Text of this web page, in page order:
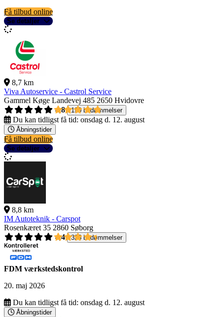
Få tilbud online
Se detaljer
8,7 km
Viva Autoservice - Castrol Service
Gammel Køge Landevej 485 2650 Hvidovre
4,8
190 bedømmelser
Du kan tidligst få tid: onsdag d. 12. august
Åbningstider
Få tilbud online
Se detaljer
8,8 km
IM Autoteknik - Carspot
Rosenkæret 35 2860 Søborg
4,4
326 bedømmelser
FDM værkstedskontrol
20. maj 2026
Du kan tidligst få tid: onsdag d. 12. august
Åbningstider